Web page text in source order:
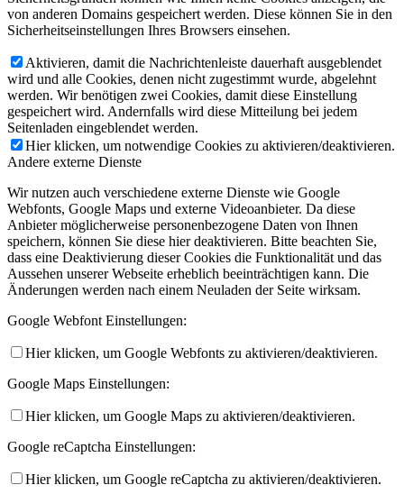
von anderen Domains gespeichert werden. Diese können Sie in den
Sicherheitseinstellungen Ihres Browsers einsehen.
Aktivieren, damit die Nachrichtenleiste dauerhaft ausgeblendet
wird und alle Cookies, denen nicht zugestimmt wurde, abgelehnt
werden. Wir benötigen zwei Cookies, damit diese Einstellung
gespeichert wird. Andernfalls wird diese Mitteilung bei jedem
Seitenladen eingeblendet werden.
Hier klicken, um notwendige Cookies zu aktivieren/deaktivieren.
Andere externe Dienste
Wir nutzen auch verschiedene externe Dienste wie Google
Webfonts, Google Maps und externe Videoanbieter. Da diese
Anbieter möglicherweise personenbezogene Daten von Ihnen
speichern, können Sie diese hier deaktivieren. Bitte beachten Sie,
dass eine Deaktivierung dieser Cookies die Funktionalität und das
Aussehen unserer Webseite erheblich beeinträchtigen kann. Die
Änderungen werden nach einem Neuladen der Seite wirksam.
Google Webfont Einstellungen:
Hier klicken, um Google Webfonts zu aktivieren/deaktivieren.
Google Maps Einstellungen:
Hier klicken, um Google Maps zu aktivieren/deaktivieren.
Google reCaptcha Einstellungen:
Hier klicken, um Google reCaptcha zu aktivieren/deaktivieren.